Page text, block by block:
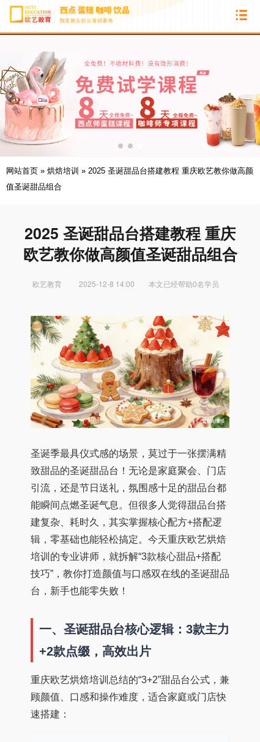
网站首页 » 烘焙培训 » 2025 圣诞甜品台搭建教程 重庆欧艺教你做高颜
值圣诞甜品组合
2025 圣诞甜品台搭建教程 重庆
欧艺教你做高颜值圣诞甜品组合
欧艺教育 2025-12-8 14:00 本文已经帮助0名学员
圣诞季最具仪式感的场景，莫过于一张摆满精
致甜品的圣诞甜品台！无论是家庭聚会、门店
引流，还是节日送礼，氛围感十足的甜品台都
能瞬间点燃圣诞气息。但很多人觉得甜品台搭
建复杂、耗时久，其实掌握核心配方+搭配逻
辑，零基础也能轻松搞定。今天重庆欧艺烘焙
培训的专业讲师，就拆解“3款核心甜品+搭配
技巧”，教你打造颜值与口感双在线的圣诞甜品
台，新手也能零失败！
一、圣诞甜品台核心逻辑：3款主力
+2款点缀，高效出片
重庆欧艺烘焙培训总结的“3+2”甜品台公式，兼
顾颜值、口感和操作难度，适合家庭或门店快
速搭建：